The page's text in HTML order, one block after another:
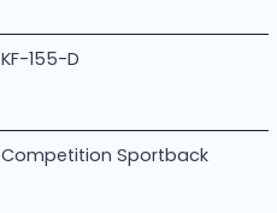
KF-155-D
Competition Sportback